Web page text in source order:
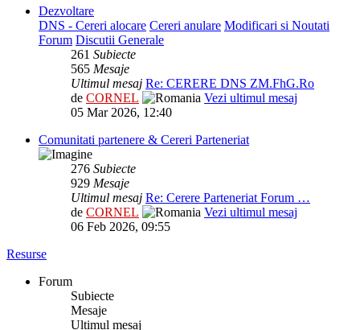
Dezvoltare
DNS - Cereri alocare Cereri anulare Modificari si Noutati
Forum Discutii Generale
261 Subiecte
565 Mesaje
Ultimul mesaj Re: CERERE DNS ZM.FhG.Ro
de CORNEL
Vezi ultimul mesaj
05 Mar 2026, 12:40
Comunitati partenere & Cereri Parteneriat
276 Subiecte
929 Mesaje
Ultimul mesaj Re: Cerere Parteneriat Forum …
de CORNEL
Vezi ultimul mesaj
06 Feb 2026, 09:55
Resurse
Forum
Subiecte
Mesaje
Ultimul mesaj